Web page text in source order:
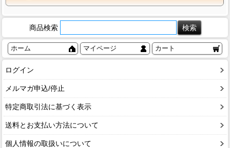
商品検索
ホーム マイページ カート
ログイン
メルマガ申込/停止
特定商取引法に基づく表示
送料とお支払い方法について
個人情報の取扱いについて